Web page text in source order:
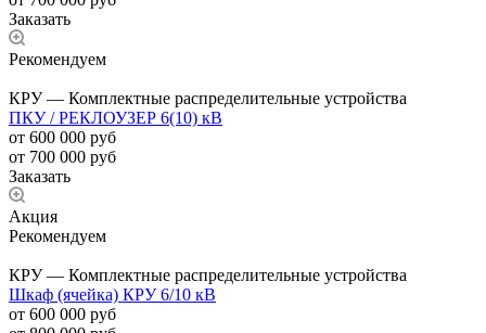
Заказать
Рекомендуем
КРУ — Комплектные распределительные устройства
ПКУ / РЕКЛОУЗЕР 6(10) кВ
от 600 000 руб
от 700 000 руб
Заказать
Акция
Рекомендуем
КРУ — Комплектные распределительные устройства
Шкаф (ячейка) КРУ 6/10 кВ
от 600 000 руб